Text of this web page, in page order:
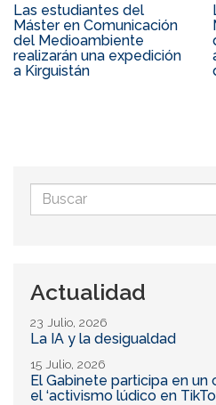
Las estudiantes del
Máster en Comunicación
del Medioambiente
realizarán una expedición
a Kirguistán
Formulario
de
Actualidad
23 Julio, 2026
La IA y la desigualdad
15 Julio, 2026
El Gabinete participa en
el ‘activismo lúdico en